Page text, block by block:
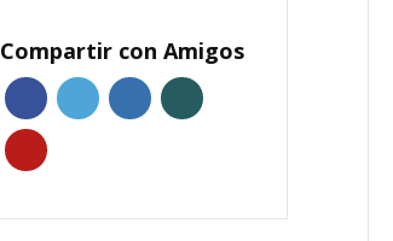
Compartir con Amigos